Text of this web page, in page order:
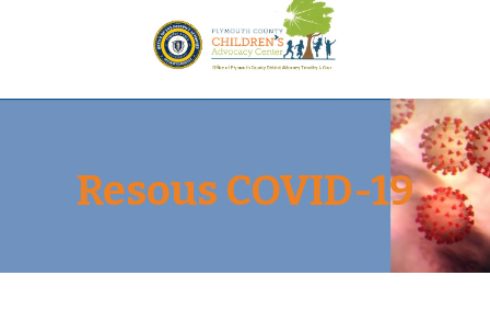
Resous COVID-19